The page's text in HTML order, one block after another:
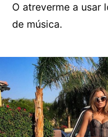
O atreverme a usar
de música.